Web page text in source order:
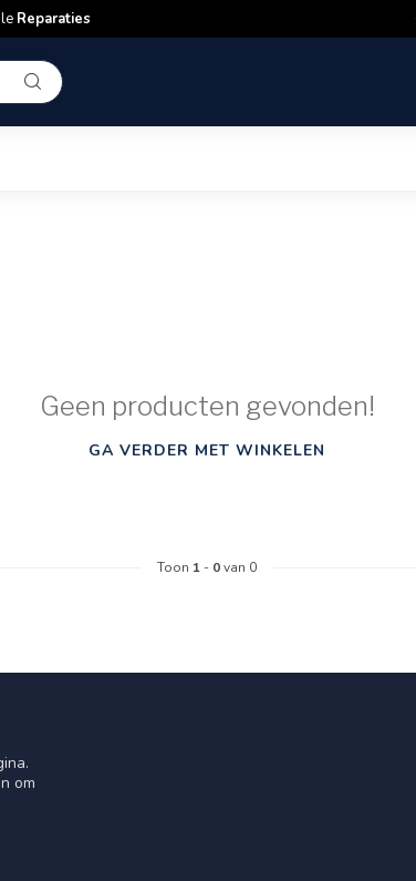
Reparaties
Geen producten gevonden!
GA VERDER MET WINKELEN
Toon 1 - 0van 0
om